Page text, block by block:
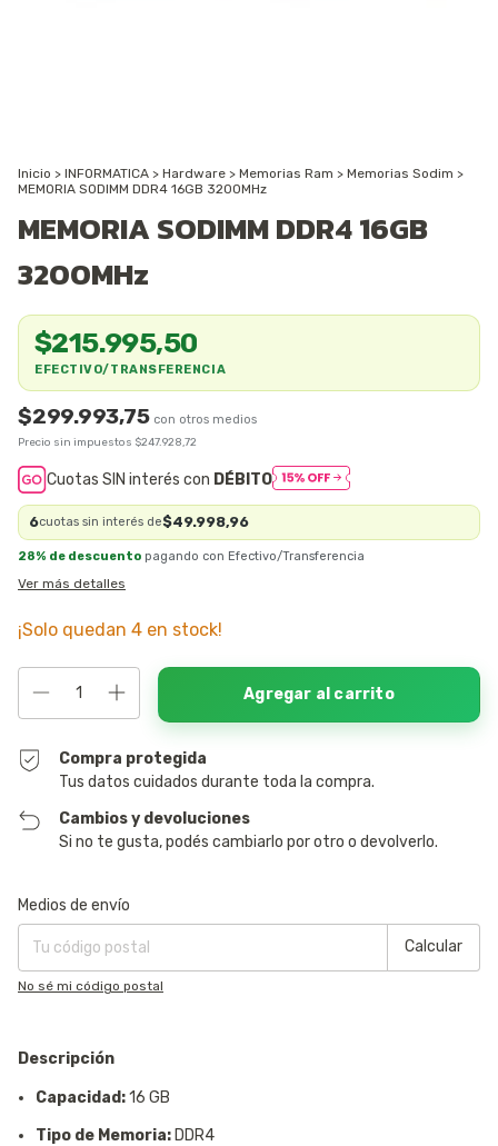
Inicio > INFORMATICA > Hardware > Memorias Ram > Memorias Sodim >
MEMORIA SODIMM DDR4 16GB 3200MHz
MEMORIA SODIMM DDR4 16GB
3200MHz
$299.993,75
Precio sin impuestos $247.928,72
$215.995,50
EFECTIVO/TRANSFERENCIA
Cuotas SIN interés con DÉBITO
6cuotas sin interés de$49.998,96
28% de descuento pagando con Efectivo/Transferencia
Ver más detalles
¡Solo quedan 4 en stock!
Compra protegida
Tus datos cuidados durante toda la compra.
Cambios y devoluciones
Si no te gusta, podés cambiarlo por otro o devolverlo.
Entregas para el CP:
Medios de envío
Calcular
No sé mi código postal
Descripción
Capacidad:16 GB
Tipo de Memoria: DDR4